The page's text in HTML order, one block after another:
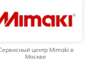
центр Mimaki в
Москве